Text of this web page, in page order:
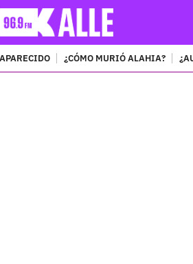
¿CÓMO MURIÓ ALAHIA?